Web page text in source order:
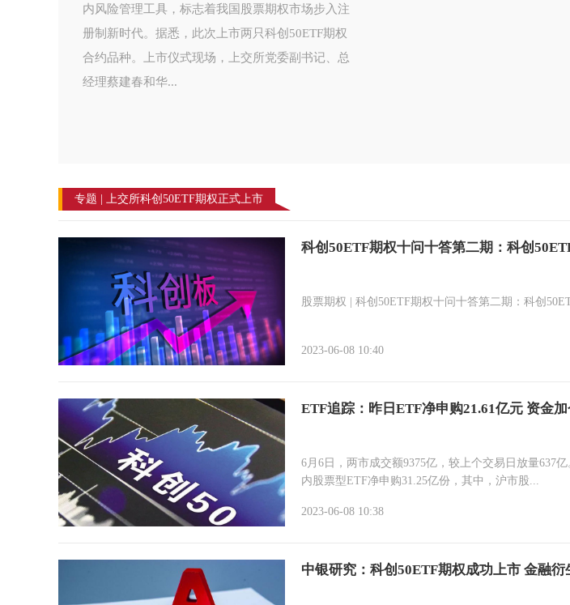
易方达科创50ETF期权合约，对应的两个ETF产品规
模超过870亿元。在科创50ETF期权推出后，ETF期
权市场将形成对蓝筹、中小市值、创业创新等风险
特征的全面...
专题 | 上交所科创50ETF期权正式上市
科创50ETF期权十问十答第二期：科创
股票期权 | 科创50ETF期权十问十答第二期：科创
2023-06-08 10:40
ETF追踪：昨日ETF净申购21.61亿元 资金
6月6日，两市成交额9375亿，较上个交易日放量637
内股票型ETF净申购31.25亿份，其中，沪市股...
2023-06-08 10:38
中银研究：科创50ETF期权成功上市 金融衍